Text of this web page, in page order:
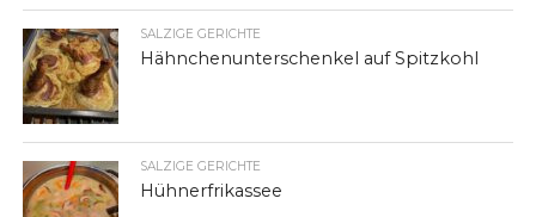
SALZIGE GERICHTE
Hähnchenunterschenkel auf Spitzkohl
SALZIGE GERICHTE
Hühnerfrikassee